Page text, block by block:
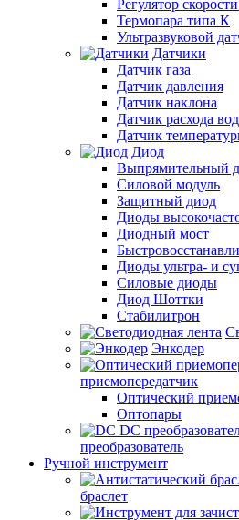
Регулятор
Термопара типа К
Ультразвуковой
Датчики
Датчик газа
Датчик давления
Датчик наклона
Датчик расхода
Датчик
Диод
Выпрямительный
Силовой модуль
Защитный диод
Диоды
Диодный мост
Диоды ультра- и
Силовые диоды
Диод Шоттки
Стабилитрон
Энкодер
приемопередатчик
Оптический
Оптопары
преобразователь
Ручной инструмент
браслет